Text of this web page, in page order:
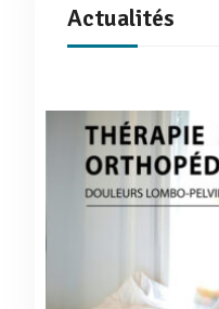
Actualités